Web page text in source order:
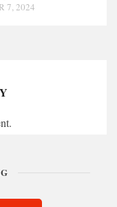
7, 2024